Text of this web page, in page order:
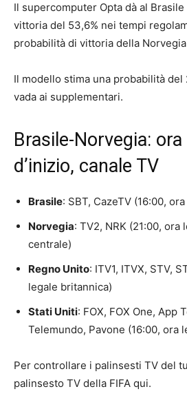
Il supercomputer Opta dà al
vittoria del 53,6% nei tempi
probabilità di vittoria della
Il modello stima una probabilità del
vada ai supplementari.
Brasile-Norvegia:
d’inizio, canale TV
Brasile: SBT, CazeTV (16:00,
Norvegia: TV2, NRK (21:00, ora
centrale)
Regno Unito: ITV1, ITVX, STV,
legale britannica)
Stati Uniti: FOX, FOX One, App
Telemundo, Pavone (16:00, ora
Per controllare i palinsesti TV del
palinsesto TV della FIFA qui.